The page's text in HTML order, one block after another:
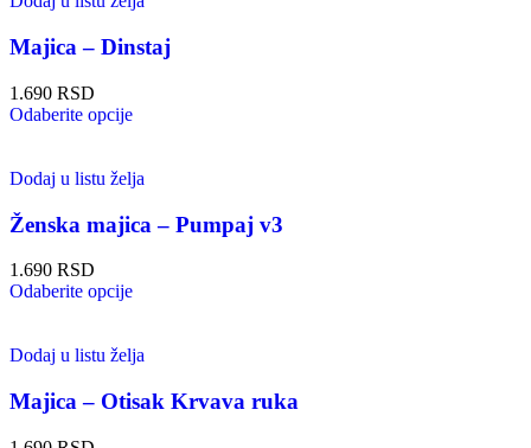
Majica – Dinstaj
1.690 RSD
Odaberite opcije
Dodaj u listu želja
Ženska majica – Pumpaj v3
1.690 RSD
Odaberite opcije
Dodaj u listu želja
Majica – Otisak Krvava ruka